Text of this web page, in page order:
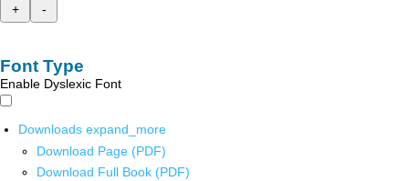
+
-
Font Type
Enable Dyslexic Font
Downloads expand_more
Download Page (PDF)
Download Full Book (PDF)